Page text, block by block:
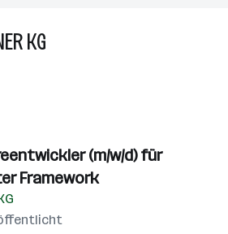
KG
(m/w/d) für
Framework